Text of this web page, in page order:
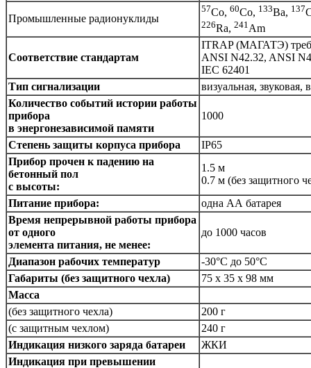
Промышленные радионуклиды
57Co, 60Co, 133Ba, 137
226Ra, 241 Am
Соответствие стандартам
ITRAP (МАГАТЭ)
ANSI N42.32, ANSI
IEC 62401
Тип сигнализации
визуальная, звуковая,
Количество событий истории работы
прибора
в энергонезависимой памяти
1000
Степень защиты корпуса прибора
IP65
Прибор прочен к падению на
бетонный пол
с высоты:
1.5 м
0.7 м (без защитного
Питание прибора:
одна АА батарея
Время непрерывной работы прибора
от одного
элемента питания, не менее:
до 1000 часов
Диапазон рабочих температур
-30°C до 50°C
Габариты (без защитного чехла)
75 х 35 х 98 мм
Масса
(без защитного чехла)
200 г
(с защитным чехлом)
240 г
Индикация низкого заряда батареи
ЖКИ
Индикация при превышении